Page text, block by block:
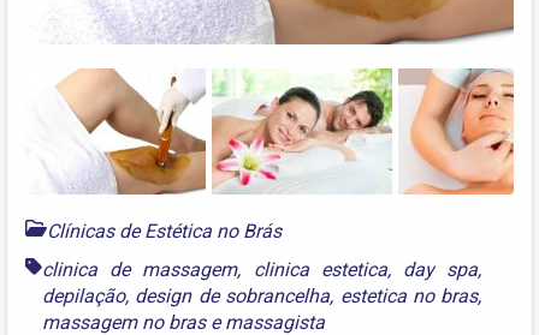
Clínicas de Estética no Brás
clinica de massagem, clinica estetica, day spa,
depilação, design de sobrancelha, estetica no bras,
massagem no brasemassagista